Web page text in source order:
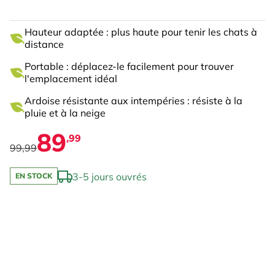
Hauteur adaptée : plus haute pour tenir les chats à
distance
Portable : déplacez-le facilement pour trouver
l'emplacement idéal
Ardoise résistante aux intempéries : résiste à la
pluie et à la neige
99,9989,99
EN STOCK 3-5 jours ouvrés